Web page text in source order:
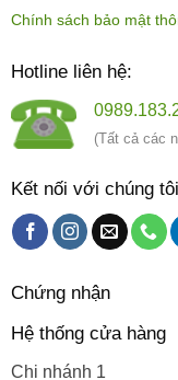
Chính sách bảo mật
Hotline liên hệ:
(Tất cả các
Kết nối với chúng tôi
Chứng nhận
Hệ thống cửa hàng
Chi nhánh 1